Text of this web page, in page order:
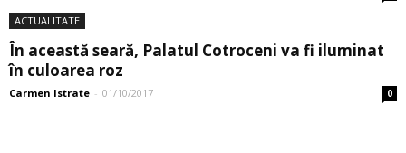
ACTUALITATE
În această seară, Palatul Cotroceni va fi iluminat
în culoarea roz
Carmen Istrate - 01/10/2017 0